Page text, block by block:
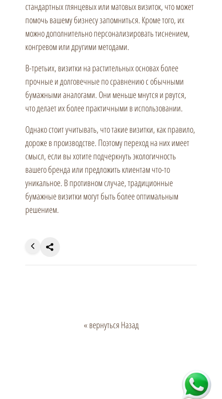
стандартных глянцевых или матовых визиток, что может
помочь вашему бизнесу запомниться. Кроме того, их
можно дополнительно персонализировать тиснением,
конгревом или другими методами.
В-третьих, визитки на растительных основах более
прочные и долговечные по сравнению с обычными
бумажными аналогами. Они меньше мнутся и рвутся,
что делает их более практичными в использовании.
Однако стоит учитывать, что такие визитки, как правило,
дороже в производстве. Поэтому переход на них имеет
смысл, если вы хотите подчеркнуть экологичность
вашего бренда или предложить клиентам что-то
уникальное. В противном случае, традиционные
бумажные визитки могут быть более оптимальным
решением.
« вернуться Назад